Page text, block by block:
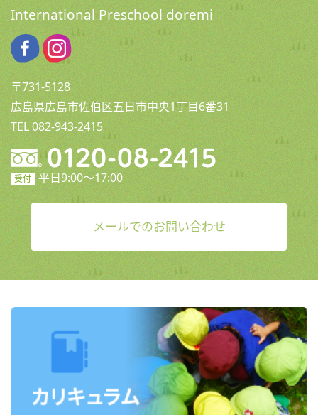
International Preschool doremi
〒731-5128
広島県広島市佐伯区五日市中央1丁目6番31
TEL 082-943-2415
受付 平日9:00〜17:00
メールでのお問い合わせ